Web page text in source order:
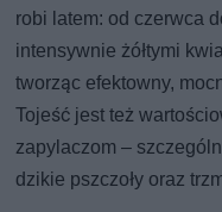
robi latem: od czerwca
intensywnie żółtymi
tworząc efektowny,
Tojeść jest też
zapylaczom –
dzikie pszczoły oraz